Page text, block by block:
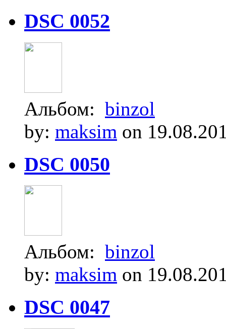
DSC 0052
Альбом: binzol
by: maksim on
DSC 0050
Альбом: binzol
by: maksim on
DSC 0047